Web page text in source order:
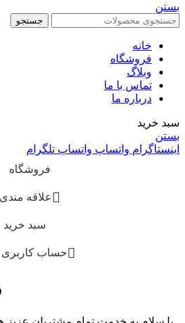
بستن
جستجو
خانه
فروشگاه
وبلاگ
تماس با ما
درباره ما
سبد خرید
بستن
اینستاگرام واتساپ واتساپ تلگرام
فروشگاه
علاقه مندی
سبد خرید
حساب